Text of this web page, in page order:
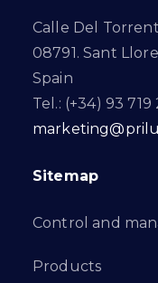
Calle Del
08791. Sant
Spain
Tel.: (+34) 93 719
Sitemap
Control and
Products